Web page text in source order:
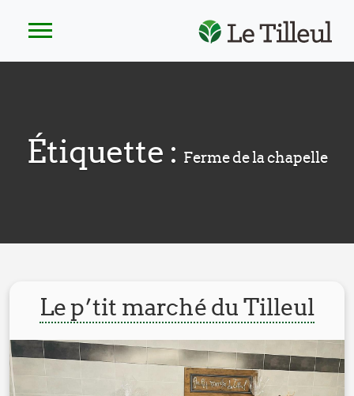
Étiquette : Ferme de la chapelle
Le p’tit marché du Tilleul